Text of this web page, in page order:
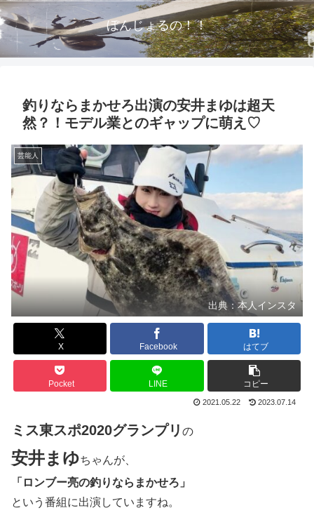
ぼんじょるの！！
釣りならまかせろ出演の安井まゆは超天
然？！モデル業とのギャップに萌え♡
芸能人
出典：本人インスタ
X Facebook はてブ
Pocket LINE コピー
2021.05.22 2023.07.14
ミス東スポ2020グランプリ の
安井まゆちゃんが、
「ロンブー亮の釣りならまかせろ」
という番組に出演していますね。